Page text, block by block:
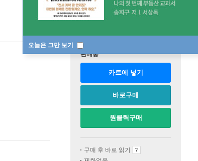
오늘은 그만 보기
판매중
카트에 넣기
바로구매
원클릭구매
구매 후 바로 읽기